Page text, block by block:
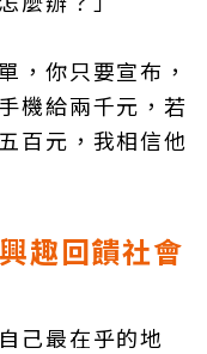
，你只要宣布，
機給兩千元，若
百元，我相信他
趣回饋社會
己最在乎的地